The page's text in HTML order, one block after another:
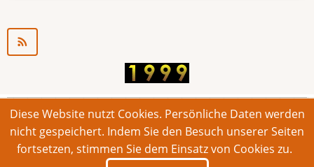
© 2026 Bonner Aufruf. Alle Rechte vorbehalten.
Footer
Impressum Kontakt Intern
Diese Website nutzt Cookies. Persönliche Daten werden
nicht gespeichert. Indem Sie den Besuch unserer Seiten
fortsetzen, stimmen Sie dem Einsatz von Cookies zu.